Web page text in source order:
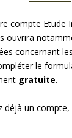
ACHETER
compte Etude
ouvrira
concernant
le
gratuite.
déjà un